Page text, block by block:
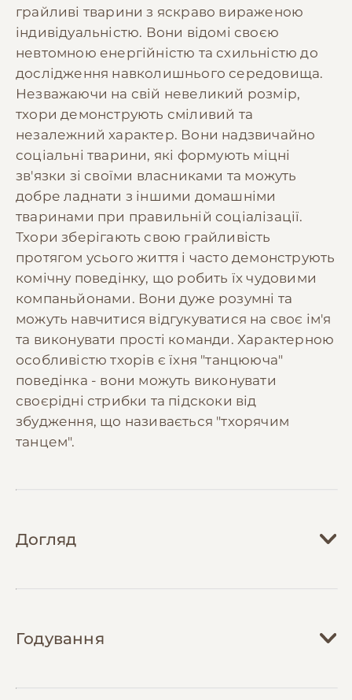
грайливі тварини з яскраво вираженою
індивідуальністю. Вони відомі своєю
невтомною енергійністю та схильністю до
дослідження навколишнього середовища.
Незважаючи на свій невеликий розмір,
тхори демонструють сміливий та
незалежний характер. Вони надзвичайно
соціальні тварини, які формують міцні
зв'язки зі своїми власниками та можуть
добре ладнати з іншими домашніми
тваринами при правильній соціалізації.
Тхори зберігають свою грайливість
протягом усього життя і часто демонструють
комічну поведінку, що робить їх чудовими
компаньйонами. Вони дуже розумні та
можуть навчитися відгукуватися на своє ім'я
та виконувати прості команди. Характерною
особливістю тхорів є їхня "танцююча"
поведінка - вони можуть виконувати
своєрідні стрибки та підскоки від
збудження, що називається "тхорячим
танцем".
Догляд
відповідальності. Їм потрібна просторна
клітка з кількома рівнями, достатньо велика
годівниці та поїлки. Клітку необхідно
Годування